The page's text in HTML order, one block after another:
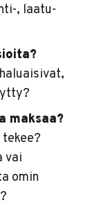
, laatu-
maksaa?
vai
omin